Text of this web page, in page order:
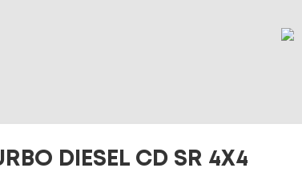
DIESEL CD SR 4X4